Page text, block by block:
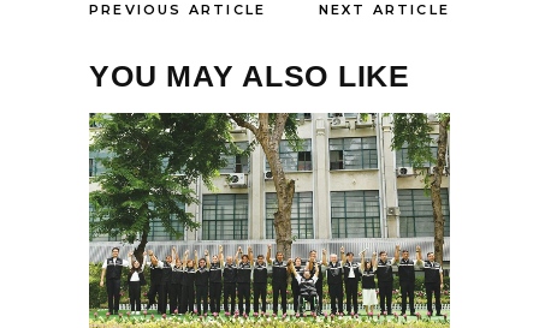
PREVIOUS ARTICLE NEXT ARTICLE
YOU MAY ALSO LIKE